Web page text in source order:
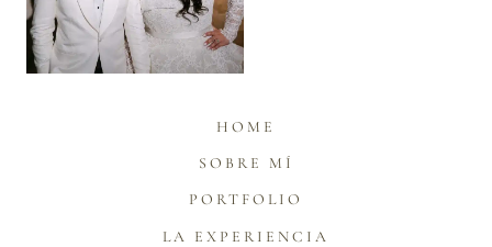
HOME
SOBRE MÍ
PORTFOLIO
LA EXPERIENCIA